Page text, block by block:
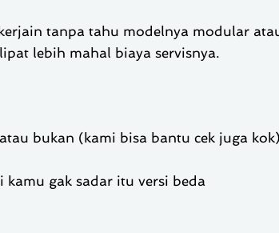
tanpa tahu modelnya modular
lebih mahal biaya servisnya.
bukan (kami bisa bantu cek juga kok)
gak sadar itu versi beda